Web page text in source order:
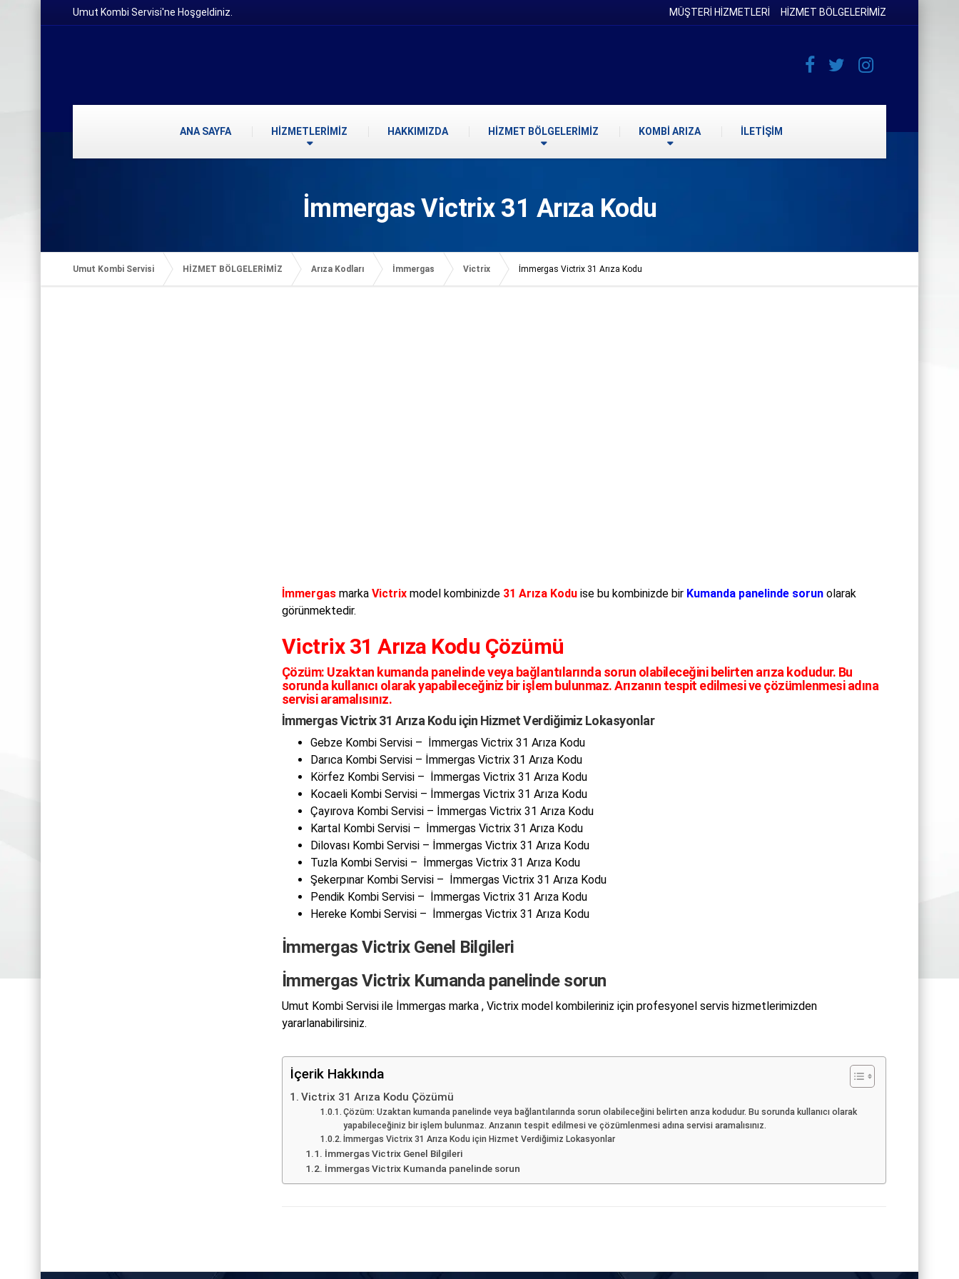
Umut Kombi Servisi'ne Hoşgeldiniz. MÜŞTERİ HİZMETLERİ HİZMET BÖLGELERİMİZ
ANA SAYFA HİZMETLERİMİZ HAKKIMIZDA HİZMET BÖLGELERİMİZ KOMBİ ARIZA İLETİŞİM
İmmergas Victrix 31 Arıza Kodu
Umut Kombi Servisi HİZMET BÖLGELERİMİZ Arıza Kodları İmmergas Victrix İmmergas Victrix 31 Arıza Kodu
İmmergasmarka Victrixmodel kombinizde 31 Arıza Koduise bu kombinizde bir Kumanda panelinde sorunolarak
görünmektedir.
Victrix 31 Arıza Kodu Çözümü
Çözüm: Uzaktan kumanda panelinde veya bağlantılarında sorun olabileceğini belirten arıza kodudur. Bu
sorunda kullanıcı olarak yapabileceğiniz bir işlem bulunmaz. Arızanın tespit edilmesi ve çözümlenmesi adına
servisi aramalısınız.
İmmergas Victrix 31 Arıza Kodu için Hizmet Verdiğimiz Lokasyonlar
Gebze Kombi Servisi – İmmergas Victrix 31 Arıza Kodu
Darıca Kombi Servisi – İmmergas Victrix 31 Arıza Kodu
Körfez Kombi Servisi – İmmergas Victrix 31 Arıza Kodu
Kocaeli Kombi Servisi – İmmergas Victrix 31 Arıza Kodu
Çayırova Kombi Servisi – İmmergas Victrix 31 Arıza Kodu
Kartal Kombi Servisi – İmmergas Victrix 31 Arıza Kodu
Dilovası Kombi Servisi – İmmergas Victrix 31 Arıza Kodu
Tuzla Kombi Servisi – İmmergas Victrix 31 Arıza Kodu
Şekerpınar Kombi Servisi – İmmergas Victrix 31 Arıza Kodu
Pendik Kombi Servisi – İmmergas Victrix 31 Arıza Kodu
Hereke Kombi Servisi – İmmergas Victrix 31 Arıza Kodu
İmmergas Victrix Genel Bilgileri
İmmergas Victrix Kumanda panelinde sorun
Umut Kombi Servisi ile İmmergas marka , Victrix model kombileriniz için profesyonel servis hizmetlerimizden
yararlanabilirsiniz.
İçerik Hakkında
Victrix 31 Arıza Kodu Çözümü
Çözüm: Uzaktan kumanda panelinde veya bağlantılarında sorun olabileceğini belirten arıza kodudur. Bu sorunda kullanıcı olarak
yapabileceğiniz bir işlem bulunmaz. Arızanın tespit edilmesi ve çözümlenmesi adına servisi aramalısınız.
İmmergas Victrix 31 Arıza Kodu için Hizmet Verdiğimiz Lokasyonlar
İmmergas Victrix Genel Bilgileri
İmmergas Victrix Kumanda panelinde sorun